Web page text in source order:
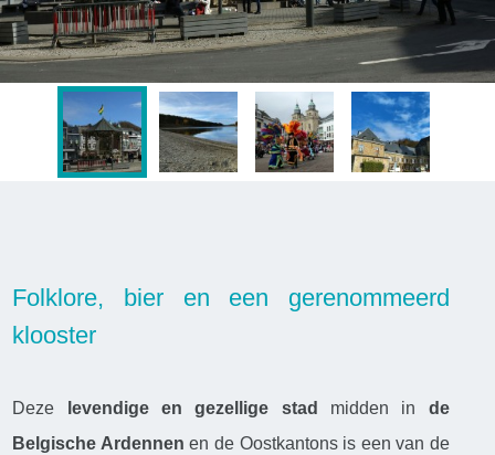
Folklore, bier en een gerenommeerd
klooster
Deze levendige en gezellige stad midden in de
Belgische Ardennen en de Oostkantons is een van de